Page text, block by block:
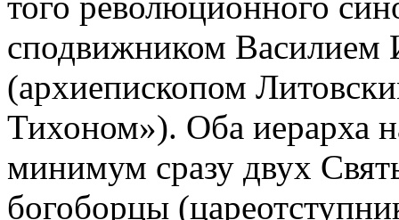
сподвижником Василием
(архиепископом
Тихоном»). Оба иерарха
минимум сразу двух
богоборцы